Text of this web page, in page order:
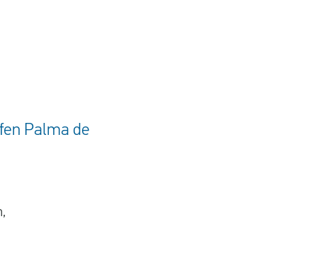
Palma de